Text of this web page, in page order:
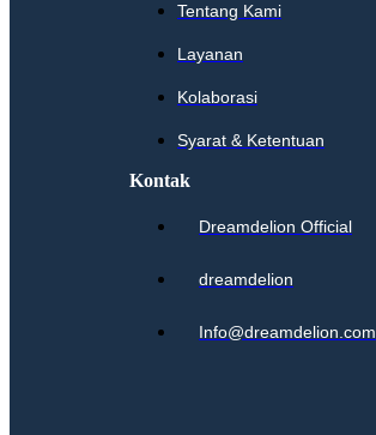
Tentang Kami
Layanan
Kolaborasi
Syarat & Ketentuan
Kontak
Dreamdelion Official
dreamdelion
Info@dreamdelion.com